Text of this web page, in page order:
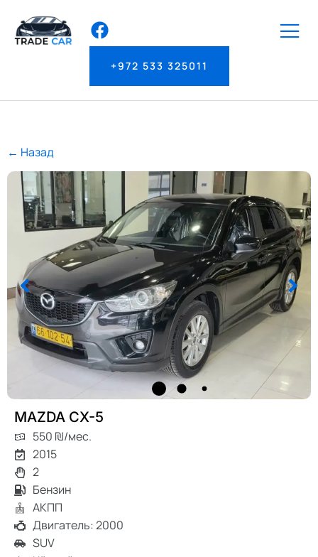
+972 533 325011
← Назад
MAZDA CX-5
550 ₪/мес.
2015
2
Бензин
АКПП
Двигатель: 2000
SUV